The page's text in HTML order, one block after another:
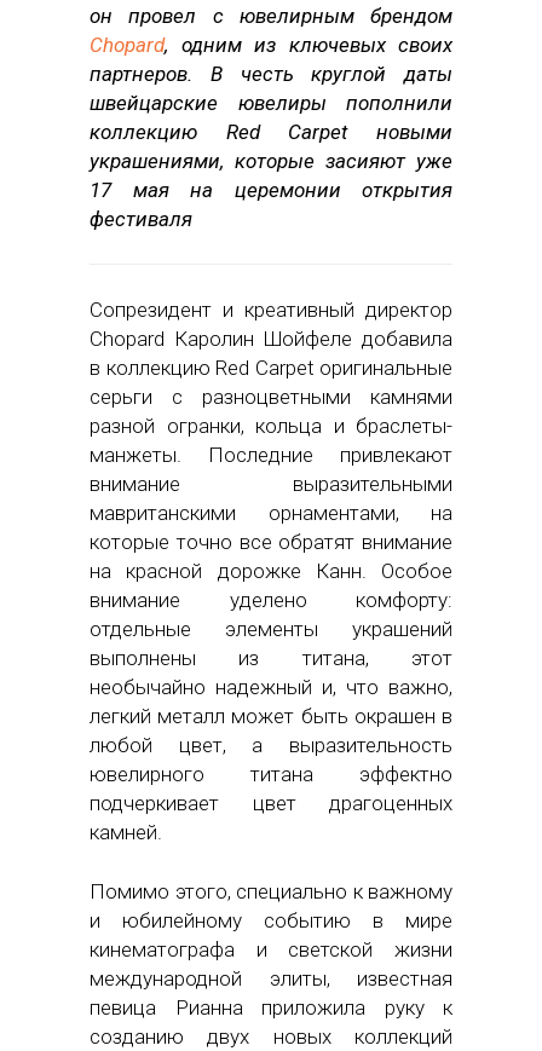
он провел с ювелирным брендом
Chopard, одним из ключевых своих
партнеров. В честь круглой даты
швейцарские ювелиры пополнили
коллекцию Red Carpet новыми
украшениями, которые засияют уже
17 мая на церемонии открытия
фестиваля
Сопрезидент и креативный директор
Chopard Каролин Шойфеле добавила
в коллекцию Red Carpet оригинальные
серьги с разноцветными камнями
разной огранки, кольца и браслеты-
манжеты. Последние привлекают
внимание выразительными
мавританскими орнаментами, на
которые точно все обратят внимание
на красной дорожке Канн. Особое
внимание уделено комфорту:
отдельные элементы украшений
выполнены из титана, этот
необычайно надежный и, что важно,
легкий металл может быть окрашен в
любой цвет, а выразительность
ювелирного титана эффектно
подчеркивает цвет драгоценных
камней.
Помимо этого, специально к важному
и юбилейному событию в мире
кинематографа и светской жизни
международной элиты, известная
певица Рианна приложила руку к
созданию двух новых коллекций